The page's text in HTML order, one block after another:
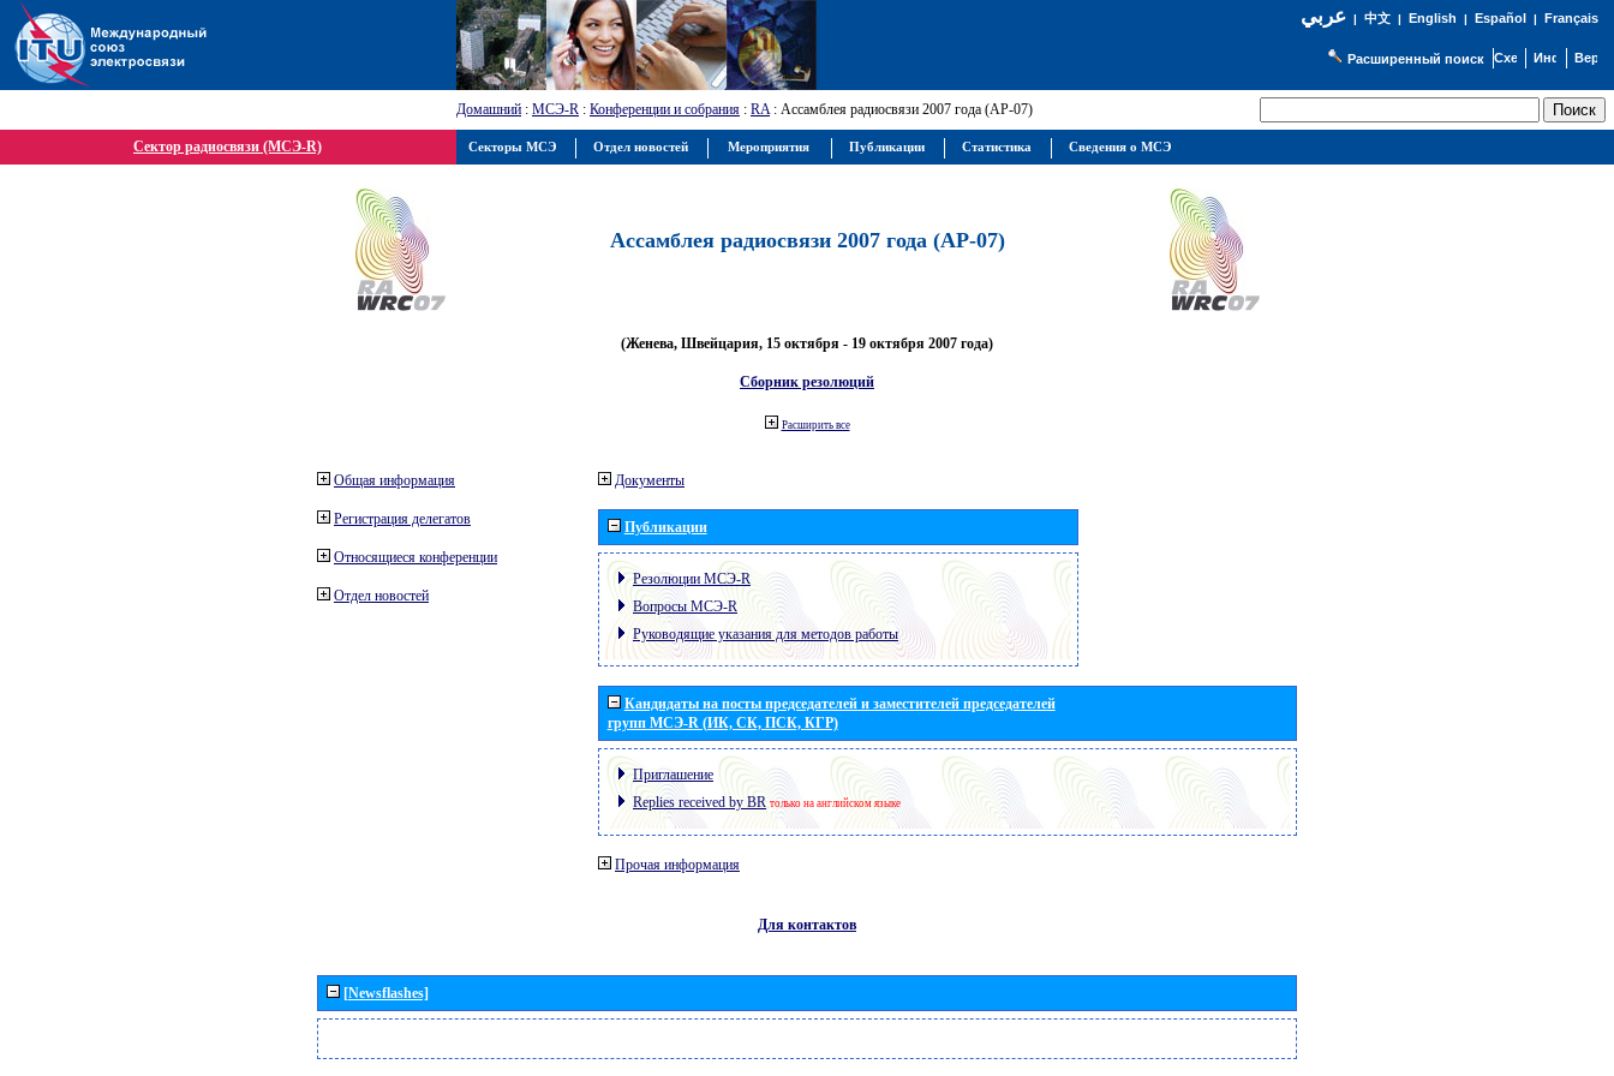
عربي| 中文| English | Español | Français
Расширенный поиск
Домашний : МСЭ-R : Конференции и собрания : RA: Ассамблея радиосвязи 2007 года (АР-07)
Сектор радиосвязи (МСЭ-R)
Ассамблея радиосвязи 2007 года (АР-07)
(Женева, Швейцария, 15 октября - 19 октября 2007 года)
Сборник резолюций
Расширить все
Общая информация
Регистрация делегатов
Относящиеся конференции
Отдел новостей
Документы
Публикации
Резолюции МСЭ-R
Вопросы МСЭ-R
Руководящие указания для методов работы
Кандидаты на посты председателей и заместителей председателей
групп МСЭ-R (ИК, СК, ПСК, КГР)
Приглашение
Replies received by BR только на английском языке
Прочая информация
Для контактов
[Newsflashes]
Секторы МСЭ Отдел новостей Мероприятия Публикации Статистика Сведения о МСЭ